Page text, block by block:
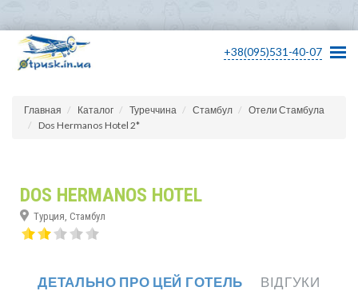
+38(095)531-40-07
Главная Каталог Туреччина Стамбул
Отели Стамбула
Dos Hermanos Hotel 2*
DOS HERMANOS HOTEL
Турция, Стамбул
ДЕТАЛЬНО ПРО ЦЕЙ ГОТЕЛЬ
ВІДГУКИ